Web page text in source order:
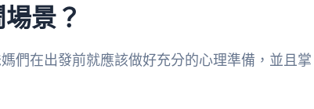
景？
們在出發前就應該做好充分的心理準備，並且掌